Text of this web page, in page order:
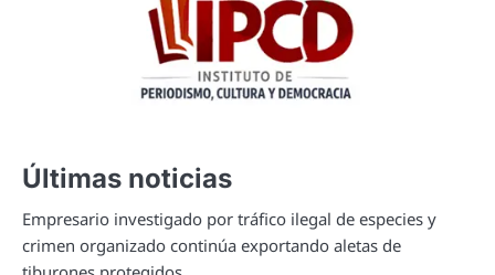
Últimas noticias
Empresario investigado por tráfico ilegal de especies y
crimen organizado continúa exportando aletas de